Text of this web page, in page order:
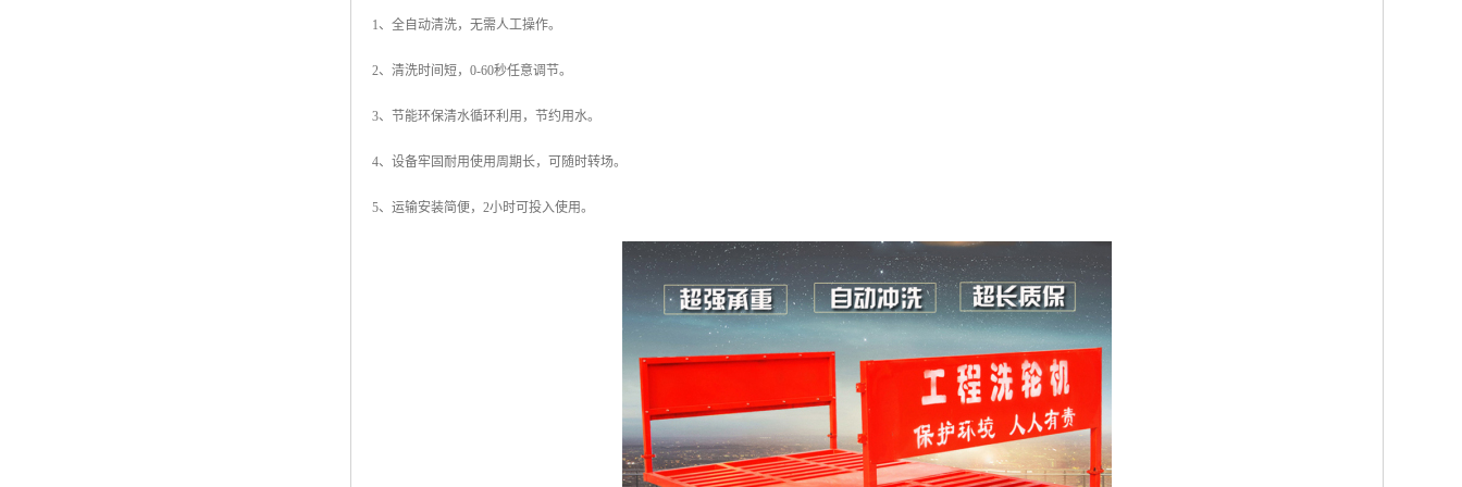
1、全自动清洗，无需人工操作。
2、清洗时间短，0-60秒任意调节。
3、节能环保清水循环利用，节约用水。
4、设备牢固耐用使用周期长，可随时转场。
5、运输安装简便，2小时可投入使用。